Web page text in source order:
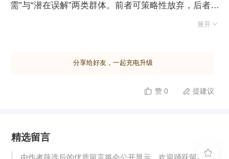
需”与“潜在误解”两类群体。前者可策略性放弃，后者
则存在隐藏购买阻力，需通过定性调研挖掘隐性心理障
检测发现大量美国人拥有墨西哥血统，推出“基因折扣
却不买的用户，原因通常显性且分为三种：一是品牌知
增值服务；三是情感层面的厌恶，多源于代言人、言论
或服务风波。此类问题虽棘手但可逆转，关键在于迅速
展开 
分享给好友，一起充电升级
 赞 0  提建议
精选留言
由作者筛选后的优质留言将会公开显示，欢迎踊跃留言。
